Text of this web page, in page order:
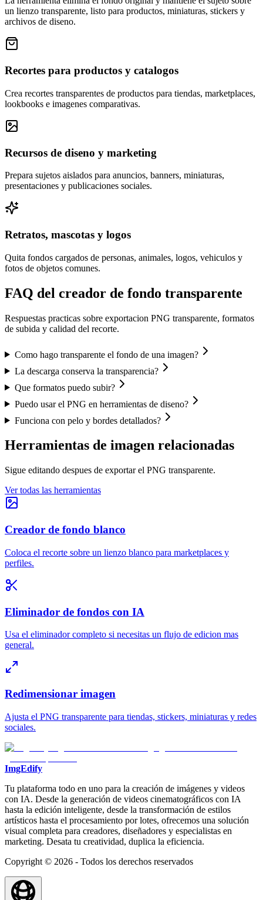
un lienzo transparente, listo para productos, miniaturas, stickers y
archivos de diseno.
Recortes para productos y catalogos
Crea recortes transparentes de productos para tiendas, marketplaces,
lookbooks e imagenes comparativas.
Recursos de diseno y marketing
Prepara sujetos aislados para anuncios, banners, miniaturas,
presentaciones y publicaciones sociales.
Retratos, mascotas y logos
Quita fondos cargados de personas, animales, logos, vehiculos y
fotos de objetos comunes.
FAQ del creador de fondo transparente
Respuestas practicas sobre exportacion PNG transparente, formatos
de subida y calidad del recorte.
Como hago transparente el fondo de una imagen?
La descarga conserva la transparencia?
Que formatos puedo subir?
Puedo usar el PNG en herramientas de diseno?
Funciona con pelo y bordes detallados?
Herramientas de imagen relacionadas
Sigue editando despues de exportar el PNG transparente.
Ver todas las herramientas
Creador de fondo blanco
Coloca el recorte sobre un lienzo blanco para marketplaces y
perfiles.
Eliminador de fondos con IA
Usa el eliminador completo si necesitas un flujo de edicion mas
general.
Redimensionar imagen
Ajusta el PNG transparente para tiendas, stickers, miniaturas y redes
sociales.
ImgEdify
Tu plataforma todo en uno para la creación de imágenes y videos
con IA. Desde la generación de videos cinematográficos con IA
hasta la edición inteligente, desde la transformación de estilos
artísticos hasta el procesamiento por lotes, ofrecemos una solución
visual completa para creadores, diseñadores y especialistas en
marketing. Desata tu creatividad, duplica la eficiencia.
Copyright © 2026 - Todos los derechos reservados